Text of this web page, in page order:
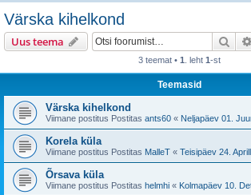
Värska kihelkond
Uus teema Otsi
3 teemat • 1 . leht 1-st
Teemasid
Värska kihelkond
Viimane postitus Postitas ants60 « Neljapäev 01.
Korela küla
Viimane postitus Postitas MalleT « Teisipäev 24.
Õrsava küla
Viimane postitus Postitas helmhi « Kolmapäev 10.